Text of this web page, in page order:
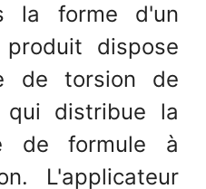
la forme d'un
dispose
de torsion de
qui distribue la
de formule à
L'applicateur